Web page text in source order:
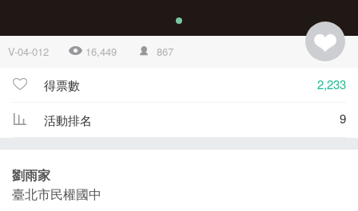
V-04-012 16,449 867
得票數 2,233
活動排名 9
劉雨家
臺北市民權國中